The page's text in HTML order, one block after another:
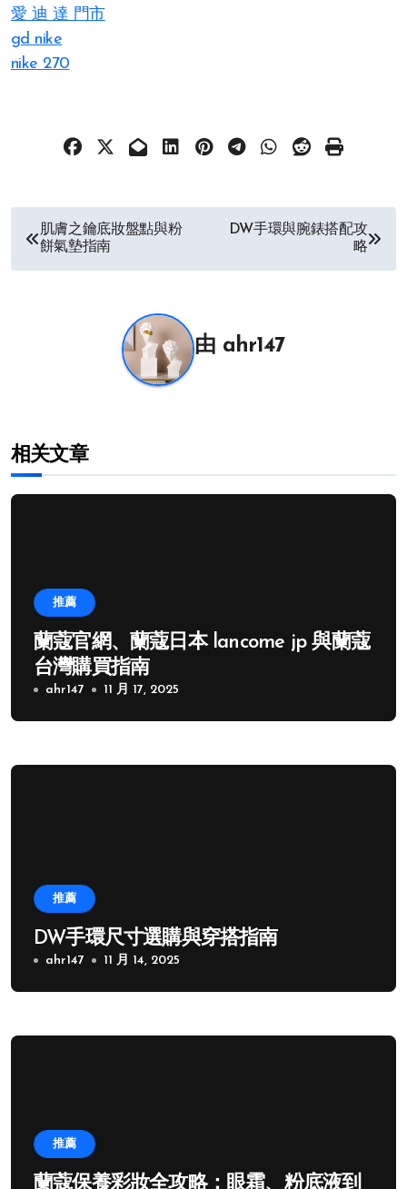
愛 迪 達 門市
gd nike
nike 270
文
章
肌膚之鑰底妝盤點與粉
餅氣墊指南
DW手環與腕錶搭配攻
略
由 ahr147
相关文章
推薦
蘭蔻官網、蘭蔻日本 lancome jp 與蘭蔻
台灣購買指南
ahr147 11 月 17, 2025
推薦
DW手環尺寸選購與穿搭指南
ahr147 11 月 14, 2025
推薦
蘭蔻保養彩妝全攻略：眼霜、粉底液到